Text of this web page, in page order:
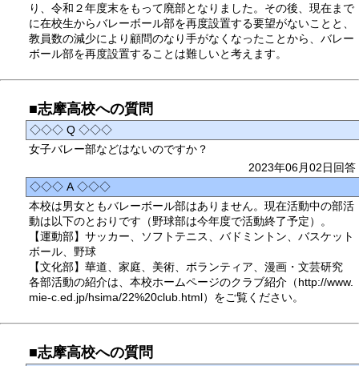
り、令和２年度末をもって廃部となりました。その後、現在まで
に在校生からバレーボール部を再度設置する要望がないことと、
教員数の減少により顧問のなり手がなくなったことから、バレー
ボール部を再度設置することは難しいと考えます。
■志摩高校への質問
◇◇◇ Q ◇◇◇
女子バレー部などはないのですか？
2023年06月02日回答
◇◇◇ A ◇◇◇
本校は男女ともバレーボール部はありません。現在活動中の部活
動は以下のとおりです（野球部は今年度で活動終了予定）。
【運動部】サッカー、ソフトテニス、バドミントン、バスケット
ボール、野球
【文化部】華道、家庭、美術、ボランティア、漫画・文芸研究
各部活動の紹介は、本校ホームページのクラブ紹介（http://www.
mie-c.ed.jp/hsima/22%20club.html）をご覧ください。
■志摩高校への質問